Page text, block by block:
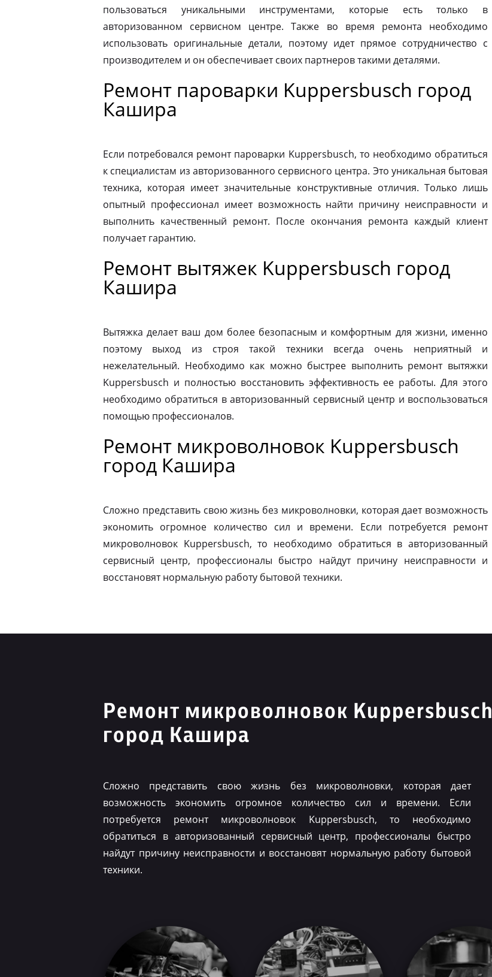
пользоваться уникальными инструментами, которые есть только в
авторизованном сервисном центре. Также во время ремонта необходимо
использовать оригинальные детали, поэтому идет прямое сотрудничество с
производителем и он обеспечивает своих партнеров такими деталями.
Ремонт пароварки Kuppersbusch город
Кашира
Если потребовался ремонт пароварки Kuppersbusch, то необходимо обратиться
к специалистам из авторизованного сервисного центра. Это уникальная бытовая
техника, которая имеет значительные конструктивные отличия. Только лишь
опытный профессионал имеет возможность найти причину неисправности и
выполнить качественный ремонт. После окончания ремонта каждый клиент
получает гарантию.
Ремонт вытяжек Kuppersbusch город
Кашира
Вытяжка делает ваш дом более безопасным и комфортным для жизни, именно
поэтому выход из строя такой техники всегда очень неприятный и
нежелательный. Необходимо как можно быстрее выполнить ремонт вытяжки
Kuppersbusch и полностью восстановить эффективность ее работы. Для этого
необходимо обратиться в авторизованный сервисный центр и воспользоваться
помощью профессионалов.
Ремонт микроволновок Kuppersbusch
город Кашира
Сложно представить свою жизнь без микроволновки, которая дает возможность
экономить огромное количество сил и времени. Если потребуется ремонт
микроволновок Kuppersbusch, то необходимо обратиться в авторизованный
сервисный центр, профессионалы быстро найдут причину неисправности и
восстановят нормальную работу бытовой техники.
Ремонт микроволновок Kuppersbusch
город Кашира
Сложно представить свою жизнь без микроволновки, которая дает
возможность экономить огромное количество сил и времени. Если
потребуется ремонт микроволновок Kuppersbusch, то необходимо
обратиться в авторизованный сервисный центр, профессионалы быстро
найдут причину неисправности и восстановят нормальную работу бытовой
техники.